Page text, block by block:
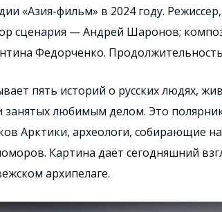
«Азия-фильм» в 2024 году.
сценария — Андрей Шаронов;
Федорченко.
пять историй о русских людях,
занятых любимым делом. Это
Арктики, археологи, собирающие
Картина даёт сегодняшний
архипелаге.